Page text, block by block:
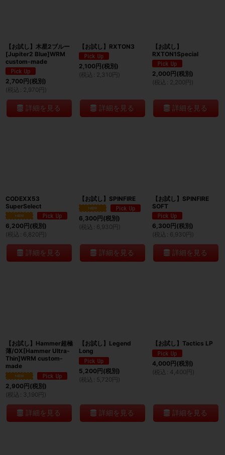
【お試し】木星2ブルー
[Jupiter2 Blue]WRM
custom-made
2,700 円 (税別)
(税込 : 2,970 円 )
詳細を見る
【お試し】RXTON3
2,100円 (税別)
(税込 : 2,310 円 )
詳細を見る
【お試し】
RXTON1Special
2,000円 (税別)
(税込 : 2,200 円 )
詳細を見る
CODEXX53
SuperSelect
6,200 円 (税別)
(税込 : 6,820 円 )
詳細を見る
【お試し】SPINFIRE
6,300円 (税別)
(税込 : 6,930 円 )
詳細を見る
【お試し】SPINFIRE
SOFT
6,300円 (税別)
(税込 : 6,930 円 )
詳細を見る
【お試し】Hammer超極
薄/OX[Hammer Ultra-
Thin]WRM custom-
made
2,900円(税別)
(税込 : 3,190円 )
詳細を見る
【お試し】Legend
Long
5,200円(税別)
(税込 : 5,720円 )
詳細を見る
【お試し】Tactics LP
4,000円(税別)
(税込 : 4,400円 )
詳細を見る